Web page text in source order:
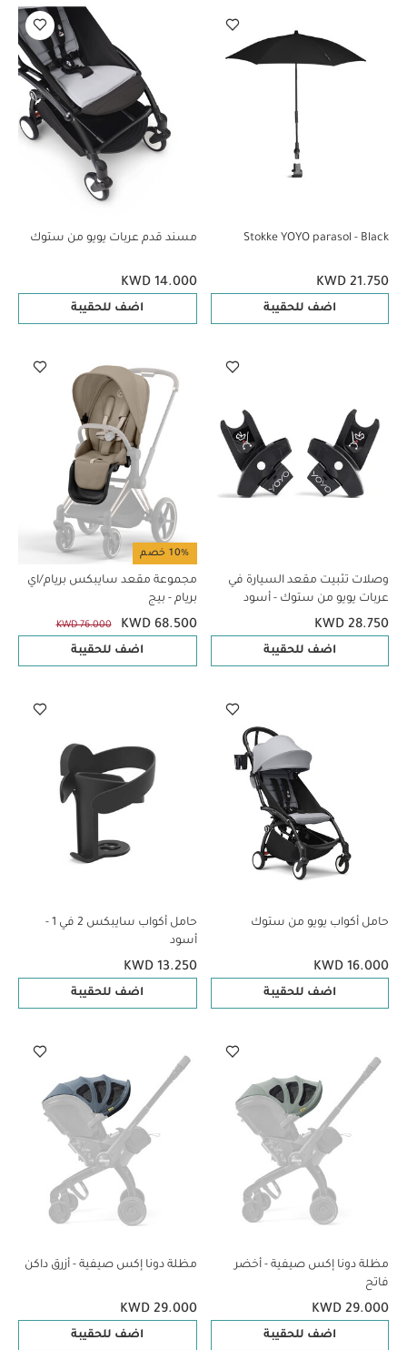
Stokke YOYO parasol - Black
KWD 21.750
اضف للحقيبة
مسند قدم عربات يويو من ستوك
KWD 14.000
اضف للحقيبة
وصلات تثبيت مقعد السيارة في
عربات يويو من ستوك - أسود
KWD 28.750
اضف للحقيبة
10% خصم
مجموعة مقعد سايبكس بريام/اي
بريام - بيج
KWD 68.500
KWD 76.000
اضف للحقيبة
حامل أكواب يويو من ستوك
KWD 16.000
اضف للحقيبة
حامل أكواب سايبكس 2 في 1 -
أسود
KWD 13.250
اضف للحقيبة
مظلة دونا إكس صيفية - أخضر
فاتح
KWD 29.000
اضف للحقيبة
مظلة دونا إكس صيفية - أزرق داكن
KWD 29.000
اضف للحقيبة